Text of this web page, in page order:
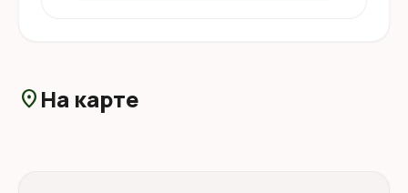
location_on На карте